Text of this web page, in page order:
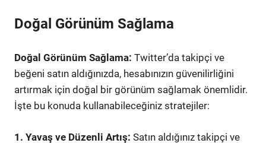
Doğal Görünüm Sağlama
Doğal Görünüm Sağlama: Twitter’da takipçi ve
beğeni satın aldığınızda, hesabınızın güvenilirliğini
artırmak için doğal bir görünüm sağlamak önemlidir.
İşte bu konuda kullanabileceğiniz stratejiler:
1. Yavaş ve Düzenli Artış: Satın aldığınız takipçi ve